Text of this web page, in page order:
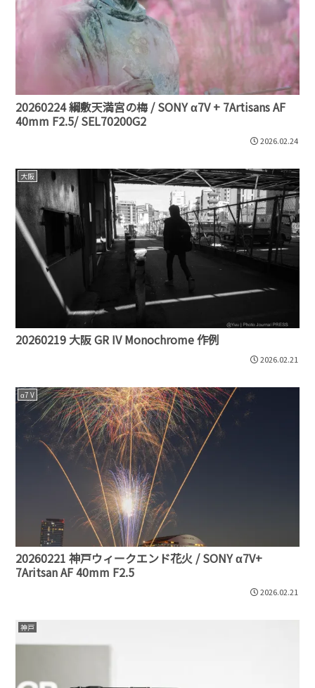
20260224 綱敷天満宮の梅 / SONY α7V + 7Artisans AF
40mm F2.5/ SEL70200G2
2026.02.24
大阪
20260219 大阪 GR IV Monochrome 作例
2026.02.21
α7 V
20260221 神戸ウィークエンド花火 / SONY α7V+
7Aritsan AF 40mm F2.5
2026.02.21
神戸